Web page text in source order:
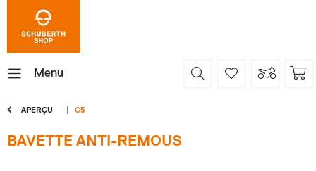
Menu
APERÇU C5
BAVETTE ANTI-REMOUS